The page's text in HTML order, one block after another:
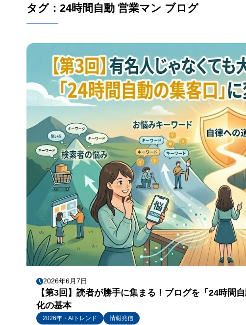
タグ：24時間自動 営業マン ブログ
2026年6月7日
【第3回】読者が勝手に集まる！ブログを「24時間
化の基本
2026年・AIトレンド
情報発信